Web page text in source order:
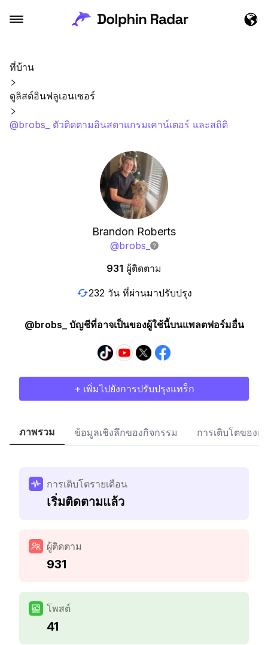
ที่บ้าน
ดูลิสต์อินฟลูเอนเซอร์
@brobs_ ตัวติดตามอินสตาแกรมเคาน์เตอร์ และสถิติ
Brandon Roberts
@brobs_
931 ผู้ติดตาม
232 วัน ที่ผ่านมาปรับปรุง
@brobs_ บัญชีที่อาจเป็นของผู้ใช้นี้บนแพลตฟอร์มอื่น
+ เพิ่มไปยังการปรับปรุงแทร็ก
ภาพรวม ข้อมูลเชิงลึกของกิจกรรม การเติบโตของผู้
การเติบโตรายเดือน
เริ่มติดตามแล้ว
ผู้ติดตาม
931
โพสต์
41